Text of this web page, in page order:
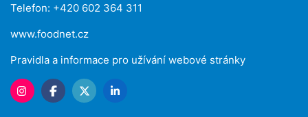
Telefon: +420 602 364 311
www.foodnet.cz
Pravidla a informace pro užívání webové stránky